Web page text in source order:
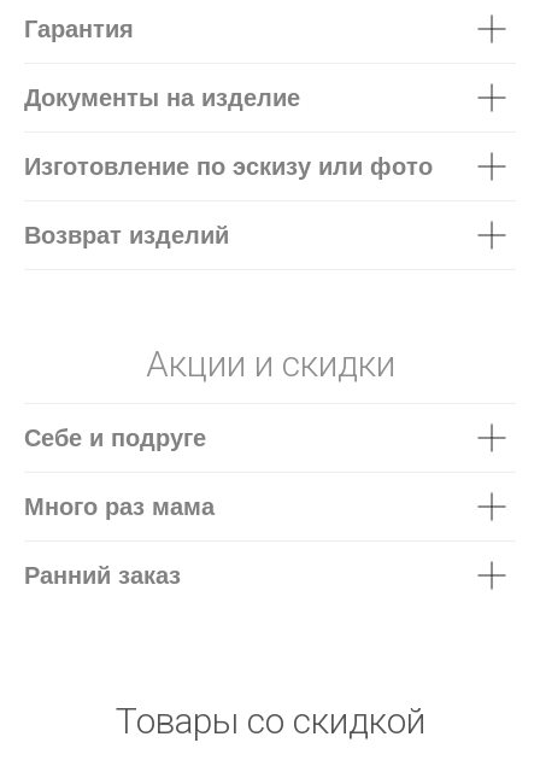
Гарантия
Документы на изделие
Изготовление по эскизу или фото
Возврат изделий
Акции и скидки
Себе и подруге
Много раз мама
Ранний заказ
Товары со скидкой